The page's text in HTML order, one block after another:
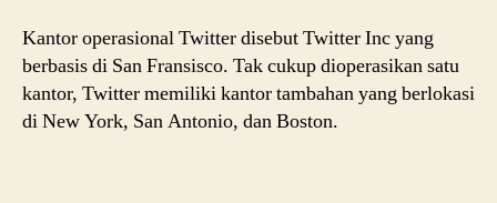
Kantor operasional Twitter disebut Twitter Inc yang
berbasis di San Fransisco. Tak cukup dioperasikan satu
kantor, Twitter memiliki kantor tambahan yang berlokasi
di New York, San Antonio, dan Boston.